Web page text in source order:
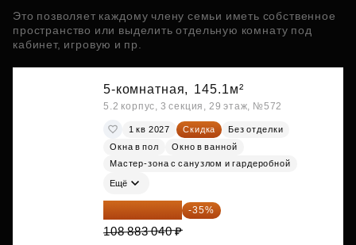
Это позволяет каждому члену семьи иметь собственное
пространство или выделить отдельную комнату под
кабинет, игровую и пр.
5-комнатная, 145.1м²
5.2 корпус, 3 секция, 29 этаж, №572
1 кв 2027 Скидка
Без отделки
Окна в пол
Окно в ванной
Мастер-зона с санузлом и гардеробной
Ещё
70 773 976 ₽ -35%
108 883 040 ₽